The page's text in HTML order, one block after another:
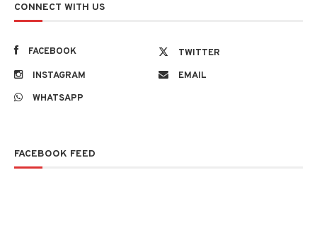
CONNECT WITH US
FACEBOOK
TWITTER
INSTAGRAM
EMAIL
WHATSAPP
FACEBOOK FEED